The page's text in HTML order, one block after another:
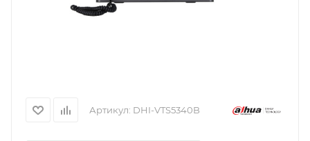
Артикул: DHI-VTS5340B